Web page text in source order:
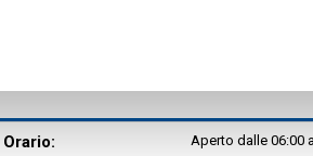
Orario: Aperto dalle 06:00